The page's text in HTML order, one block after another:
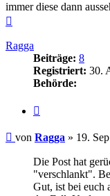
immer diese dann
Ragga
Beiträge: 8
Registriert: 30.
Behörde:
Beitrag
von Ragga » 19.
Die Post hat
"verschlankt".
Gut, ist bei euch